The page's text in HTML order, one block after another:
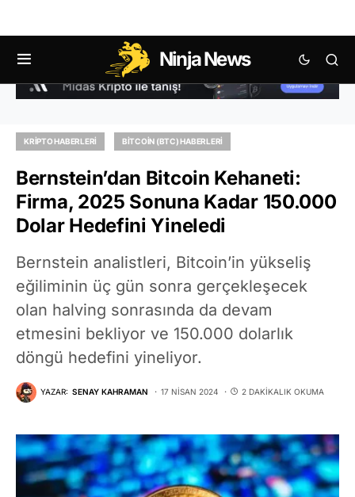
Ninja News
KRIPTO HABERLERI BITCOIN (BTC) HABERLERI
Bernstein’dan Bitcoin Kehaneti:
Firma, 2025 Sonuna Kadar 150.000
Dolar Hedefini Yineledi
Bernstein analistleri, Bitcoin’in yükseliş
eğiliminin üç gün sonra gerçekleşecek
olan halving sonrasında da devam
etmesini bekliyor ve 150.000 dolarlık
döngü hedefini yineliyor.
YAZAR: SENAY KAHRAMAN 17 NISAN 2024 2 DAKIKALIK OKUMA